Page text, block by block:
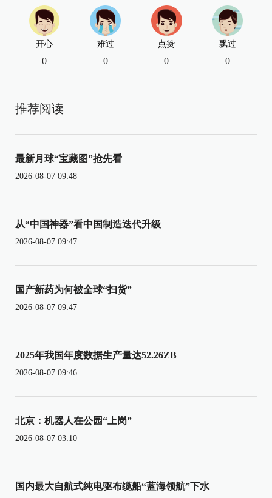
开心
0
难过
0
点赞
0
飘过
0
推荐阅读
最新月球“宝藏图”抢先看
2026-08-07 09:48
从“中国神器”看中国制造迭代升级
2026-08-07 09:47
国产新药为何被全球“扫货”
2026-08-07 09:47
2025年我国年度数据生产量达52.26ZB
2026-08-07 09:46
北京：机器人在公园“上岗”
2026-08-07 03:10
国内最大自航式纯电驱布缆船“蓝海领航”下水